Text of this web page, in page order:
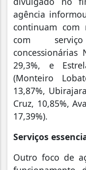
agência
continuam com
com
concessionárias
29,3%, e
(Monteiro
13,87%,
Cruz, 10,85%,
17,39%).
Serviços
Outro foco de